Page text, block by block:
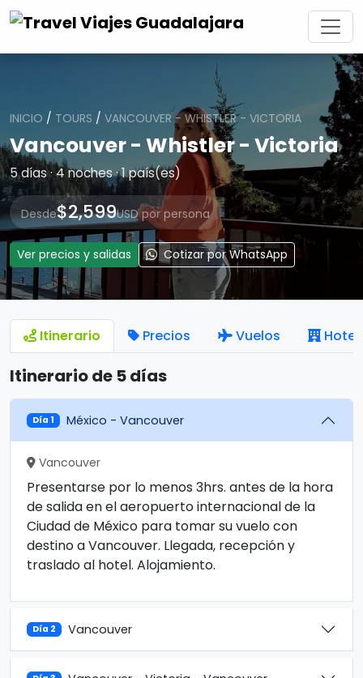
INICIO / TOURS / VANCOUVER - WHISTLER - VICTORIA
Vancouver - Whistler - Victoria
5 días · 4 noches · 1 país(es)
Desde$2,599USD por persona
Ver precios y salidas Cotizar por WhatsApp
Itinerario Precios Vuelos
Itinerario de 5 días
Día 1 México - Vancouver
Vancouver
Presentarse por lo menos 3hrs. antes de la hora
de salida en el aeropuerto internacional de la
Ciudad de México para tomar su vuelo con
destino a Vancouver. Llegada, recepción y
traslado al hotel. Alojamiento.
Día 2 Vancouver